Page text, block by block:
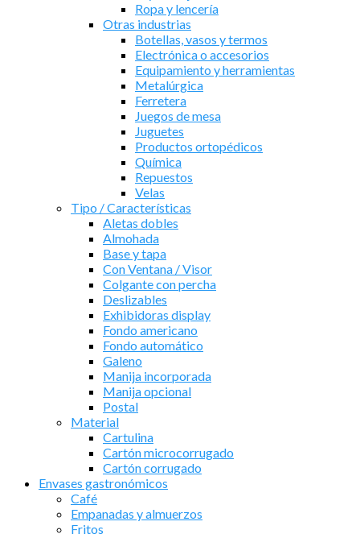
Ropa y lencería
Otras industrias
Botellas, vasos y termos
Electrónica o accesorios
Equipamiento y herramientas
Metalúrgica
Ferretera
Juegos de mesa
Juguetes
Productos ortopédicos
Química
Repuestos
Velas
Tipo / Características
Aletas dobles
Almohada
Base y tapa
Con Ventana / Visor
Colgante con percha
Deslizables
Exhibidoras display
Fondo americano
Fondo automático
Galeno
Manija incorporada
Manija opcional
Postal
Material
Cartulina
Cartón microcorrugado
Cartón corrugado
Envases gastronómicos
Café
Empanadas y almuerzos
Fritos